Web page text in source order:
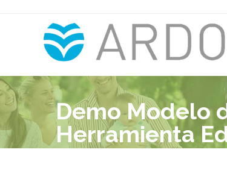
Demo Modelo
Herramienta
Materna para